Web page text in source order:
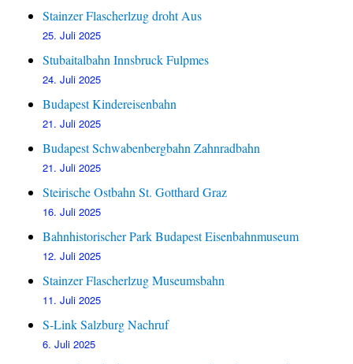
Stainzer Flascherlzug droht Aus
25. Juli 2025
Stubaitalbahn Innsbruck Fulpmes
24. Juli 2025
Budapest Kindereisenbahn
21. Juli 2025
Budapest Schwabenbergbahn Zahnradbahn
21. Juli 2025
Steirische Ostbahn St. Gotthard Graz
16. Juli 2025
Bahnhistorischer Park Budapest Eisenbahnmuseum
12. Juli 2025
Stainzer Flascherlzug Museumsbahn
11. Juli 2025
S-Link Salzburg Nachruf
6. Juli 2025